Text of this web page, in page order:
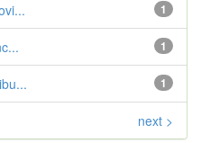
1
1
1
next >